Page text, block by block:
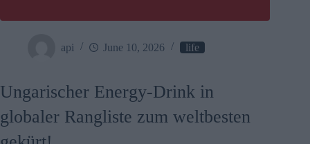
api June 10, 2026 life
Ungarischer Energy-Drink in
globaler Rangliste zum weltbesten